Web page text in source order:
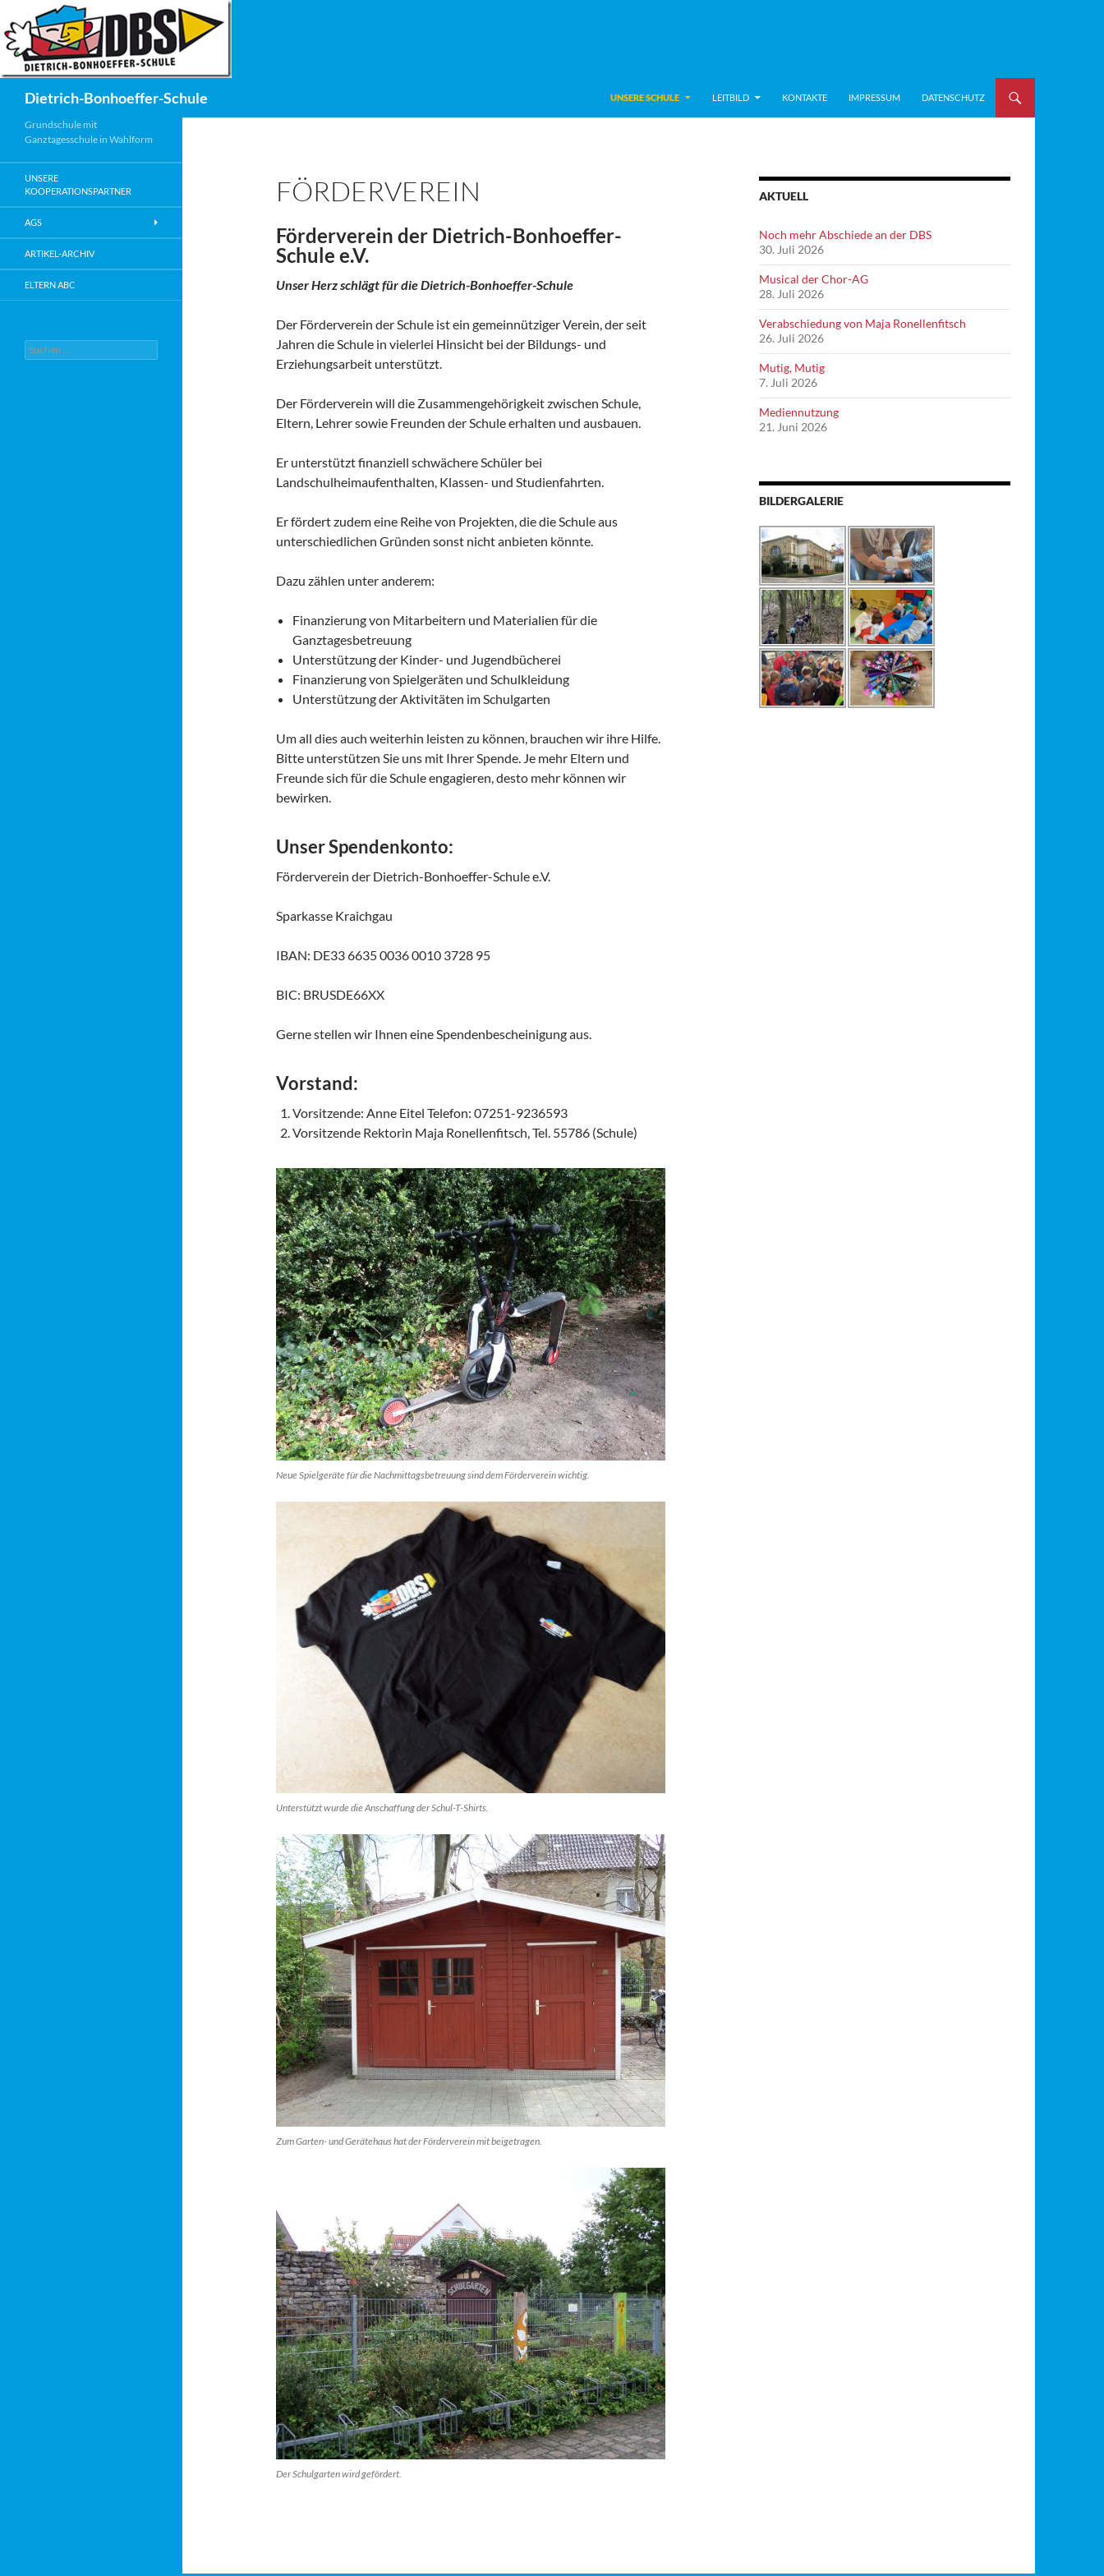
Inhalt
springen
Dietrich-Bonhoeffer-Schule UNSERE SCHULE LEITBILD KONTAKTE IMPRESSUM DATENSCHUTZ
FÖRDERVEREIN
Förderverein der Dietrich-Bonhoeffer-
Schule e.V.
Unser Herz schlägt für die Dietrich-Bonhoeffer-Schule
Der Förderverein der Schule ist ein gemeinnütziger Verein, der seit
Jahren die Schule in vielerlei Hinsicht bei der Bildungs- und
Erziehungsarbeit unterstützt.
Der Förderverein will die Zusammengehörigkeit zwischen Schule,
Eltern, Lehrer sowie Freunden der Schule erhalten und ausbauen.
Er unterstützt finanziell schwächere Schüler bei
Landschulheimaufenthalten, Klassen- und Studienfahrten.
Er fördert zudem eine Reihe von Projekten, die die Schule aus
unterschiedlichen Gründen sonst nicht anbieten könnte.
Dazu zählen unter anderem:
Finanzierung von Mitarbeitern und Materialien für die
Ganztagesbetreuung
Unterstützung der Kinder- und Jugendbücherei
Finanzierung von Spielgeräten und Schulkleidung
Unterstützung der Aktivitäten im Schulgarten
Um all dies auch weiterhin leisten zu können, brauchen wir ihre Hilfe.
Bitte unterstützen Sie uns mit Ihrer Spende. Je mehr Eltern und
Freunde sich für die Schule engagieren, desto mehr können wir
bewirken.
Unser Spendenkonto:
Förderverein der Dietrich-Bonhoeffer-Schule e.V.
Sparkasse Kraichgau
IBAN: DE33 6635 0036 0010 3728 95
BIC: BRUSDE66XX
Gerne stellen wir Ihnen eine Spendenbescheinigung aus.
Vorstand:
Vorsitzende: Anne Eitel Telefon: 07251-9236593
Vorsitzende Rektorin Maja Ronellenfitsch, Tel. 55786 (Schule)
Neue Spielgeräte für die Nachmittagsbetreuung sind dem Förderverein wichtig.
Unterstützt wurde die Anschaffung der Schul-T-Shirts.
Zum Garten- und Gerätehaus hat der Förderverein mit beigetragen.
Der Schulgarten wird gefördert.
AKTUELL
Noch mehr Abschiede an der DBS
30. Juli 2026
Musical der Chor-AG
28. Juli 2026
Verabschiedung von Maja Ronellenfitsch
26. Juli 2026
Mutig, Mutig
7. Juli 2026
Mediennutzung
21. Juni 2026
BILDERGALERIE
Grundschule mit
Ganztagesschule in Wahlform
UNSERE
KOOPERATIONSPARTNER
AGS
ARTIKEL-ARCHIV
ELTERN ABC
Suche
nach: